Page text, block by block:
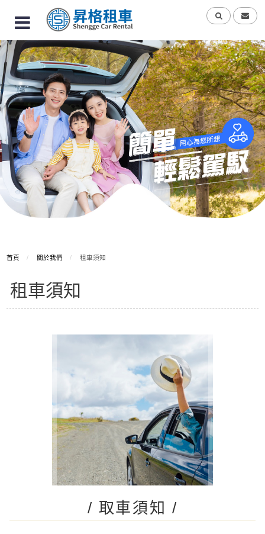
首頁 關於我們 租車須知
租車須知
/ 取車須知 /